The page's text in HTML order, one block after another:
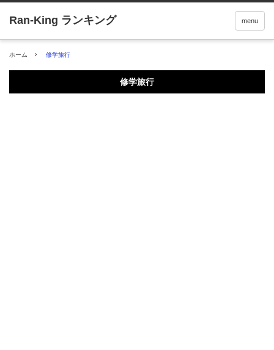
menu
ホーム 修学旅行
修学旅行